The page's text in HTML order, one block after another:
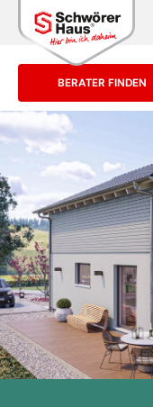
BERATER FINDEN